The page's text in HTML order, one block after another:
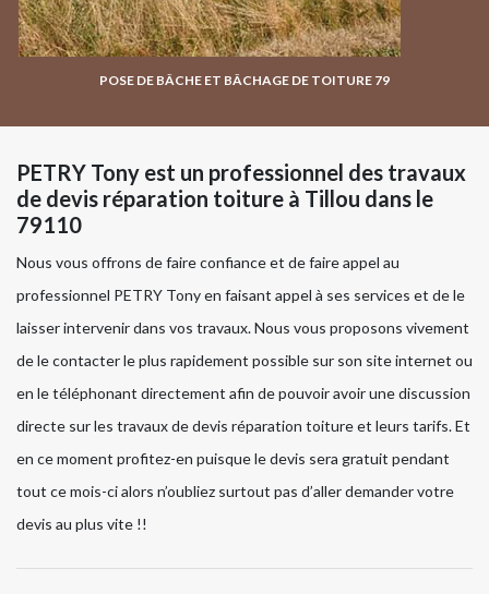
POSE DE BÂCHE ET BÂCHAGE DE TOITURE 79
PETRY Tony est un professionnel des travaux
de devis réparation toiture à Tillou dans le
79110
Nous vous offrons de faire confiance et de faire appel au
professionnel PETRY Tony en faisant appel à ses services et de le
laisser intervenir dans vos travaux. Nous vous proposons vivement
de le contacter le plus rapidement possible sur son site internet ou
en le téléphonant directement afin de pouvoir avoir une discussion
directe sur les travaux de devis réparation toiture et leurs tarifs. Et
en ce moment profitez-en puisque le devis sera gratuit pendant
tout ce mois-ci alors n’oubliez surtout pas d’aller demander votre
devis au plus vite !!